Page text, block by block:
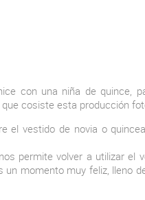
con una niña de quince,
cosiste esta producción
el vestido de novia o
permite volver a utilizar el
momento muy feliz, lleno